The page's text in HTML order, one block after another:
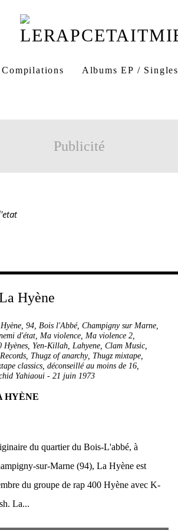
Albums EP / Singles
Publicité
, 94, Bois l'Abbé, Champigny sur Marne,
d'état, Ma violence, Ma violence 2,
Hyènes, Yen-Killah, Lahyene, Clam Music,
, Thugz of anarchy, Thugz mixtape,
classics, déconseillé au moins de 16,
Yahiaoui - 21 juin 1973
HYÈNE
du quartier du Bois-L'abbé, à
sur-Marne (94), La Hyène est
du groupe de rap 400 Hyène avec K-
La...